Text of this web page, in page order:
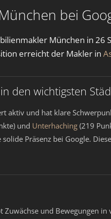
bei
München in 26
erreicht der Makler in
den wichtigsten
aktiv und hat klare
und Unterhaching (219
Präsenz bei Google.
und Bewegungen